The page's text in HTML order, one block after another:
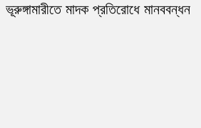
ভূরুঙ্গামারীতে মাদক প্রতিরোধে মানববন্ধন